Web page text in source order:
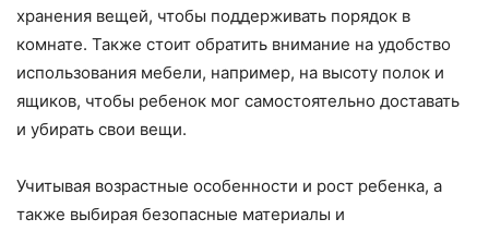
хранения вещей, чтобы поддерживать порядок в
комнате. Также стоит обратить внимание на удобство
использования мебели, например, на высоту полок и
ящиков, чтобы ребенок мог самостоятельно доставать
и убирать свои вещи.
Учитывая возрастные особенности и рост ребенка, а
также выбирая безопасные материалы и